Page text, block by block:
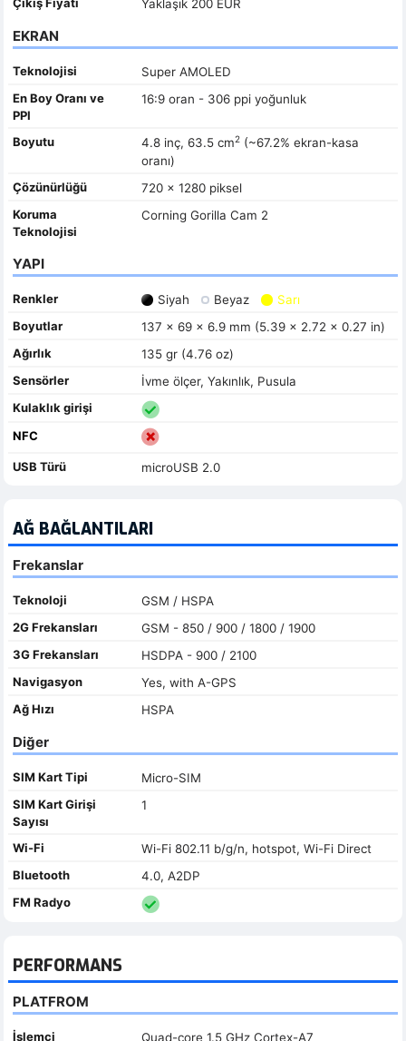
Yaklaşık 200 EUR
EKRAN
Teknolojisi
Super AMOLED
En Boy Oranı ve
PPI
16:9 oran - 306 ppi yoğunluk
Boyutu 4.8 inç, 63.5 cm2(~67.2% ekran-kasa
oranı)
Çözünürlüğü
720 x 1280 piksel
Koruma
Teknolojisi
Corning Gorilla Cam 2
YAPI
Renkler Siyah Beyaz
Sarı
Boyutlar
137 x 69 x 6.9 mm (5.39 x 2.72 x 0.27 in)
Ağırlık
135 gr (4.76 oz)
Sensörler
İvme ölçer, Yakınlık, Pusula
Kulaklık girişi
NFC
USB Türü microUSB 2.0
AĞ BAĞLANTILARI
Frekanslar
Teknoloji
GSM / HSPA
2G Frekansları
GSM - 850 / 900 / 1800 / 1900
3G Frekansları
HSDPA - 900 / 2100
Navigasyon
Yes, with A-GPS
Ağ Hızı
HSPA
Diğer
SIM Kart Tipi
Micro-SIM
SIM Kart Girişi
Sayısı
1
Wi-Fi
Wi-Fi 802.11 b/g/n, hotspot, Wi-Fi Direct
Bluetooth
4.0, A2DP
FM Radyo
PERFORMANS
PLATFROM
İşlemci Quad-core 1.5 GHz Cortex-A7